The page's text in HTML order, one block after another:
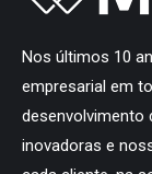
Nos últimos 10
empresarial em
desenvolvimento
inovadoras e